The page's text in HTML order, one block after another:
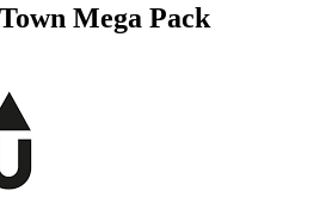
Mega Pack